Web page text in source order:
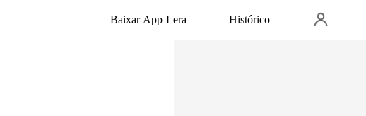
Baixar App Lera Histórico